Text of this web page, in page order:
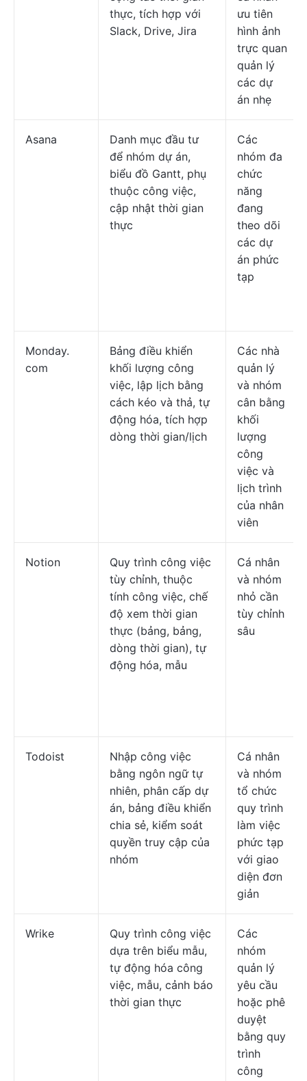
thực, tích hợp với
Slack, Drive, Jira
ưu tiên
hình ảnh
trực quan
quản lý
các dự
án nhẹ
Asana
Danh mục đầu tư
để nhóm dự án,
biểu đồ Gantt, phụ
thuộc công việc,
cập nhật thời gian
thực
Các
nhóm đa
chức
năng
đang
theo dõi
các dự
án phức
tạp
Monday.
com
Bảng điều khiển
khối lượng công
việc, lập lịch bằng
cách kéo và thả, tự
động hóa, tích hợp
dòng thời gian/lịch
Các nhà
quản lý
và nhóm
cân bằng
khối
lượng
công
việc và
lịch trình
của nhân
viên
Notion
Quy trình công việc
tùy chỉnh, thuộc
tính công việc, chế
độ xem thời gian
thực (bảng, bảng,
dòng thời gian), tự
động hóa, mẫu
Cá nhân
và nhóm
nhỏ cần
tùy chỉnh
sâu
Todoist
Nhập công việc
bằng ngôn ngữ tự
nhiên, phân cấp dự
án, bảng điều khiển
chia sẻ, kiểm soát
quyền truy cập của
nhóm
Cá nhân
và nhóm
tổ chức
quy trình
làm việc
phức tạp
với giao
diện đơn
giản
Wrike
Quy trình công việc
dựa trên biểu mẫu,
tự động hóa công
việc, mẫu, cảnh báo
thời gian thực
Các
nhóm
quản lý
yêu cầu
hoặc phê
duyệt
bằng quy
trình
công